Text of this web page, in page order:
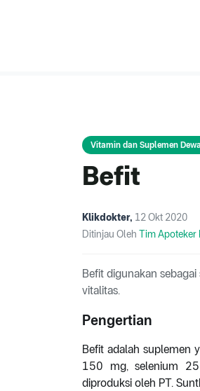
Vitamin dan Suplemen
Befit
Klikdokter, 12 Okt 2020
Ditinjau Oleh Tim Apoteker
Befit digunakan
vitalitas.
Pengertian
Befit adalah suplemen
150 mg, selenium
diproduksi oleh PT.